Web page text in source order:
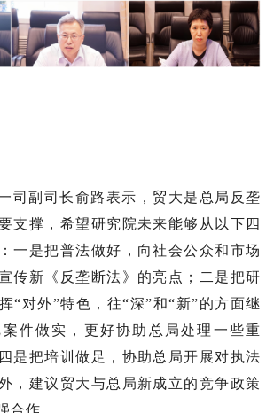
司副司长俞路表示，贸大是总局反垄
支撑，希望研究院未来能够从以下四
一是把普法做好，向社会公众和市场
传新《反垄断法》的亮点；二是把研
“对外”特色，往“深”和“新”的方面继
件做实，更好协助总局处理一些重
是把培训做足，协助总局开展对执法
，建议贸大与总局新成立的竞争政策
合作。